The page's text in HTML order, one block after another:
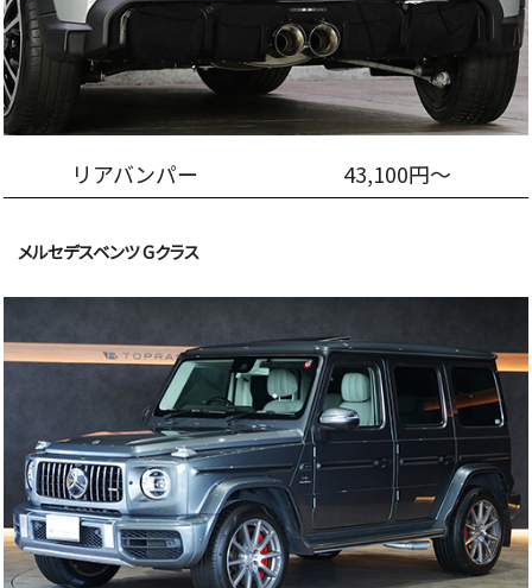
リアバンパー 43,100円～
メルセデスベンツ Gクラス